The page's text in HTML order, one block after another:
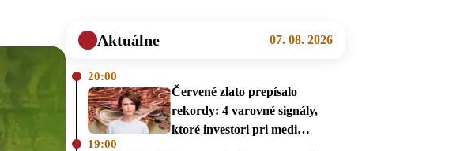
Aktuálne 07. 08. 2026
20:00
Červené zlato prepísalo
rekordy: 4 varovné signály,
ktoré investori pri medi
19:00